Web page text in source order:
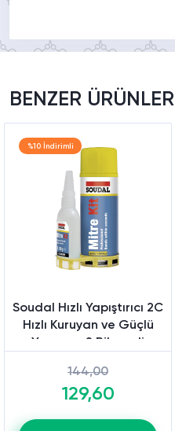
BENZER ÜRÜNLER
%10 İndirimli
Soudal Hızlı Yapıştırıcı 2C
Hızlı Kuruyan ve Güçlü
Yapışma 2 Bileşenli
144,00
129,60